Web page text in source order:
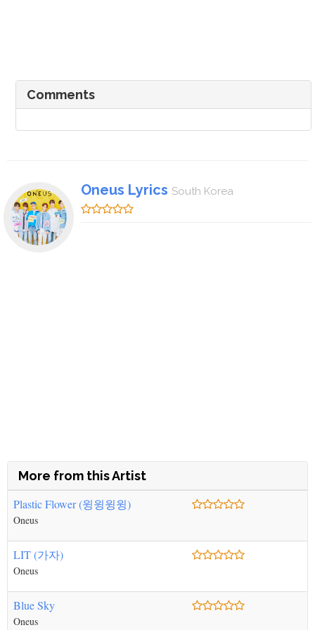
Comments
Oneus Lyrics South Korea
More from this Artist
Plastic Flower (윙윙윙윙)
Oneus
LIT (가자)
Oneus
Blue Sky
Oneus